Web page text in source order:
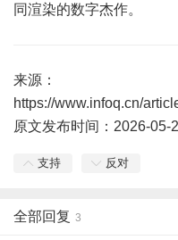
同渲染的数字杰作。
来源：
https://www.infoq.cn/
原文发布时间：2026-05-
支持 反对
全部回复 3